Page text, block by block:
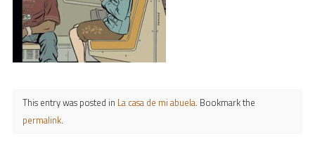
This entry was posted in La casa de mi abuela. Bookmark the
permalink.